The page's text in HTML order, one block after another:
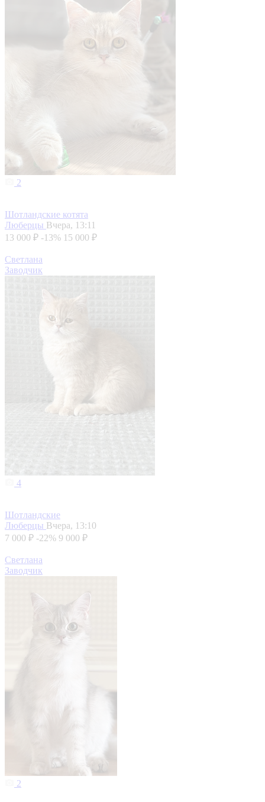
2
Шотландские котята
Люберцы Вчера, 13:11
13 000 ₽ -13% 15 000 ₽
Светлана
Заводчик
4
Шотландские
Люберцы Вчера, 13:10
7 000 ₽ -22% 9 000 ₽
Светлана
Заводчик
2